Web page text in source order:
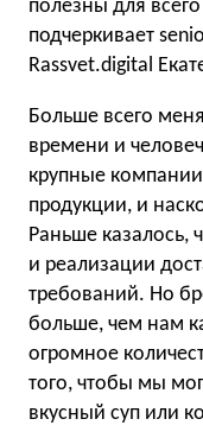
полезны для
подчеркивает
Rassvet.digital
Больше всего
времени и
крупные
продукции, и
Раньше казалось,
и реализации
требований. Но
больше, чем нам
огромное
того, чтобы мы
вкусный суп или